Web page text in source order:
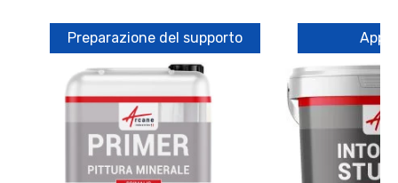
Preparazione del supporto